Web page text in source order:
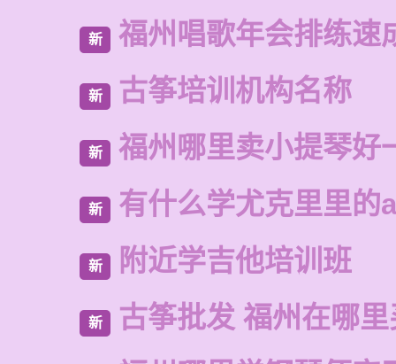
新 福州唱歌年会排练速
新 古筝培训机构名称
新 福州哪里卖小提琴好
新 有什么学尤克里里的
新 附近学吉他培训班
新
古筝批发 福州在哪